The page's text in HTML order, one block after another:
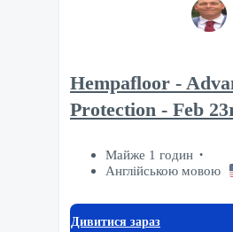
Hempafloor -
Protection - Feb
Майже 1 годин
Англійською мовою
Дивитися зараз